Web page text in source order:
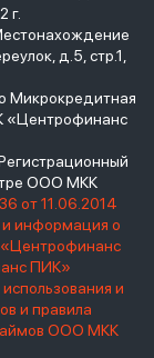
г.
д.5, стр.1,
Микрокредитная
ООО МКК
от 11.06.2014
и информация о
«Центрофинанс
ПИК»
и
и правила
ООО МКК